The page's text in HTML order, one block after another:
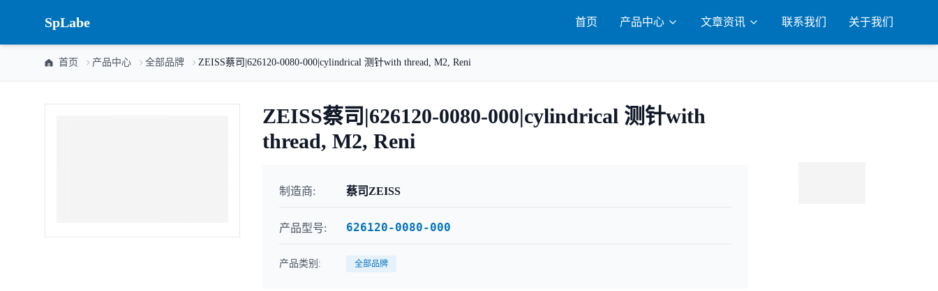
SpLabe 首页 产品中心 文章资讯 联系我们 关于我们
首页 产品中心 全部品牌 ZEISS蔡司|626120-0080-000|cylindrical 测针with thread, M2, Reni
ZEISS蔡司|626120-0080-000|cylindrical 测针with
thread, M2, Reni
制造商: 蔡司ZEISS
产品型号: 626120-0080-000
产品类别: 全部品牌